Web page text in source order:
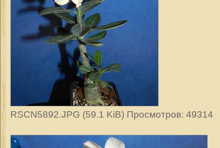
RSCN5892.JPG (59.1 KiB) Просмотров: 49314